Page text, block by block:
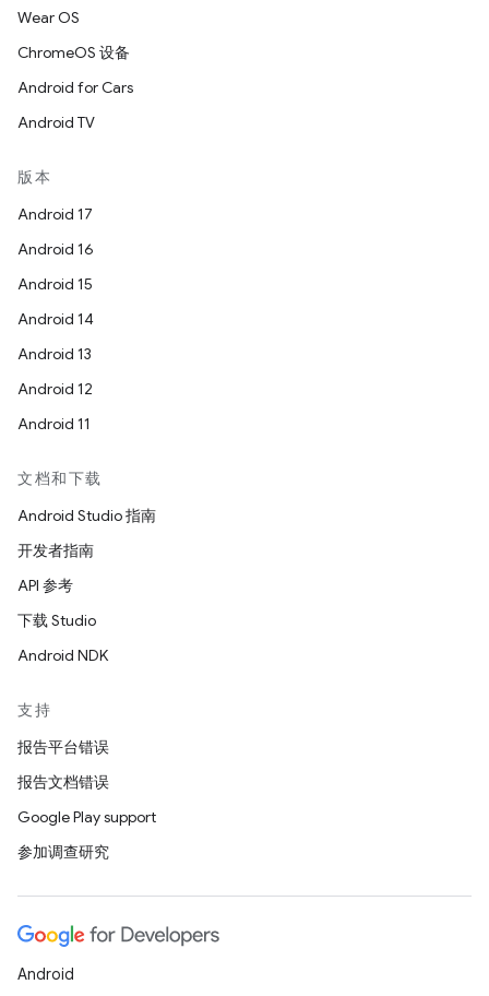
Wear OS
ChromeOS 设备
Android for Cars
Android TV
版本
Android 17
Android 16
Android 15
Android 14
Android 13
Android 12
Android 11
文档和下载
Android Studio 指南
开发者指南
API 参考
下载 Studio
Android NDK
支持
报告平台错误
报告文档错误
Google Play support
参加调查研究
Android